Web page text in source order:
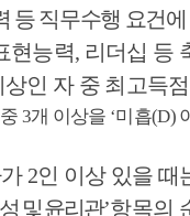
등 직무수행 요건
현능력, 리더십 등
상인 자 중 최고득
3개 이상을 ‘미흡(D)
2인 이상 있을 때
및 윤리관’항목의